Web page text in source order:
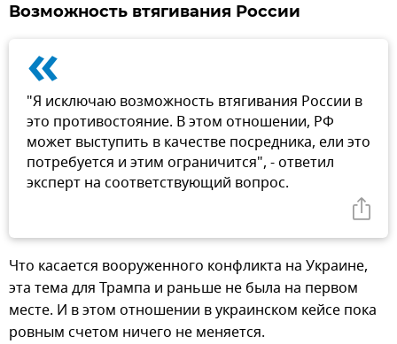
Возможность втягивания России
«
"Я исключаю возможность втягивания России в
это противостояние. В этом отношении, РФ
может выступить в качестве посредника, ели это
потребуется и этим ограничится", - ответил
эксперт на соответствующий вопрос.
Что касается вооруженного конфликта на Украине,
эта тема для Трампа и раньше не была на первом
месте. И в этом отношении в украинском кейсе пока
ровным счетом ничего не меняется.